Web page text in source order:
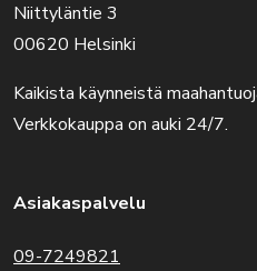
Niittyläntie 3
00620 Helsinki
Kaikista käynneistä
Verkkokauppa on auki 24/7.
Asiakaspalvelu
09-7249821